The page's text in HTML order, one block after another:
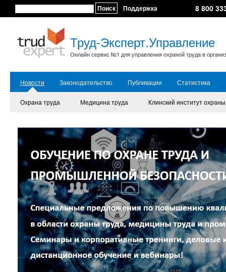
Поиск Поддержка 8 800
Труд-Эксперт.Управление
Онлайн сервис №1 для управления охраной труда в
Новости Законодательство Публикации Статистика
Охрана труда Медицина труда Клинский институт